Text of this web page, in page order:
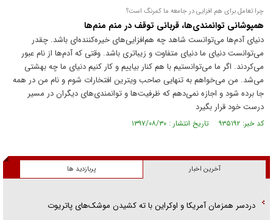
چرا تعامل برای هم افزایی در جامعه ما کمرنگ است؟
همپوشانی توانمندی‌ها، قربانی توقف در منم منم‌ها
دنیای آدم‌ها می‌توانست شاهد چه هم‌افزایی‌های خیره‌کننده‌ای باشد. چقدر
می‌توانست دنیای ما دنیای متفاوت و زیباتری باشد. وقتی که آدم‌ها از نام عبور
می‌کردند. اگر ما می‌توانستیم با هم کنار بیاییم و کار کنیم دنیای ما چه بهشتی
می‌شد. من می‌خواهم به تنهایی صاحب ویترین افتخارات شوم و نام من در همه
جا برده شود و اجازه نمی‌دهم که ظرفیت‌ها و توانمندی‌های دیگران در مسیر
درست خود قرار بگیرد
کد خبر: ۹۳۵۱۹۲ تاریخ انتشار : ۱۳۹۷/۰۸/۳۰
آخرین اخبار پربازدید ها
دردسر همزمان آمریکا و اوکراین با ته کشیدن موشک‌های پاتریوت